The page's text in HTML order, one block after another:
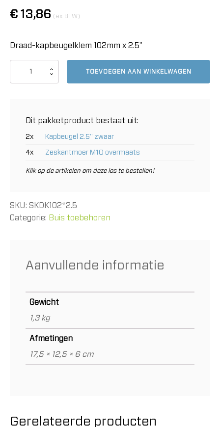
€ 13,86 (ex BTW)
Draad-kapbeugelklem 102mm x 2.5"
TOEVOEGEN AAN WINKELWAGEN
Dit pakketproduct bestaat uit:
2x Kapbeugel 2.5" zwaar
4x Zeskantmoer M10 overmaats
Klik op de artikelen om deze los te bestellen!
SKU: SKDK102*2.5
Categorie: Buis toebehoren
Aanvullende informatie
Gewicht
1,3 kg
Afmetingen
17,5 × 12,5 × 6 cm
Gerelateerde producten